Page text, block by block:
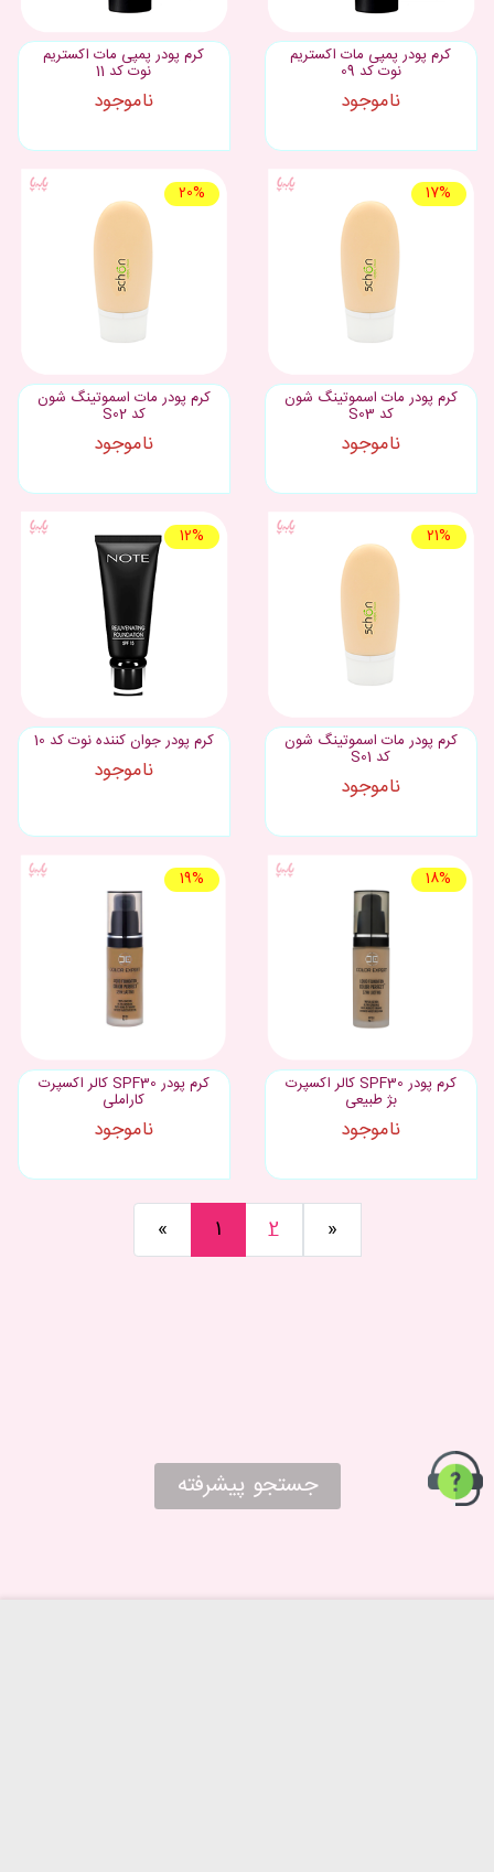
کرم پودر پمپی مات اکستریم
نوت کد 09
ناموجود
کرم پودر پمپی مات اکستریم
نوت کد 11
ناموجود
17%
کرم پودر مات اسموتینگ شون
کد S03
ناموجود
20%
کرم پودر مات اسموتینگ شون
کد S02
ناموجود
21%
کرم پودر مات اسموتینگ شون
کد S01
ناموجود
12%
کرم پودر جوان کننده نوت کد 10
ناموجود
18%
کرم پودر SPF30 کالر اکسپرت
بژ طبیعی
ناموجود
19%
کرم پودر SPF30 کالر اکسپرت
کاراملی
ناموجود
« 1 2 »
جستجو پیشرفته